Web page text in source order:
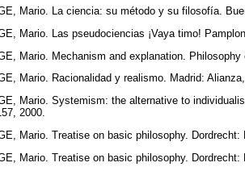
Mario. La ciencia: su método y su filosofía.
Mario. Las pseudociencias ¡Vaya timo!
Mario. Mechanism and explanation.
Mario. Racionalidad y realismo. Madrid:
Mario. Systemism: the alternative to
2000.
Mario. Treatise on basic philosophy.
Mario. Treatise on basic philosophy.